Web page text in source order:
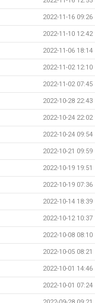
2022-11-16 09:26
2022-11-10 12:42
2022-11-06 18:14
2022-11-02 12:10
2022-11-02 07:45
2022-10-28 22:43
2022-10-24 22:02
2022-10-24 09:54
2022-10-21 09:59
2022-10-19 19:51
2022-10-19 07:36
2022-10-14 18:39
2022-10-12 10:37
2022-10-08 08:10
2022-10-05 08:21
2022-10-01 14:46
2022-10-01 07:24